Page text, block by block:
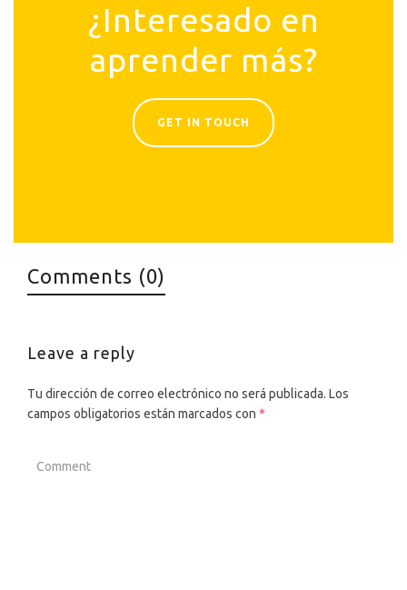
¿Interesado en
aprender más?
GET IN TOUCH
Comments (0)
Leave a reply
Tu dirección de correo electrónico no será publicada. Los
campos obligatorios están marcados con *